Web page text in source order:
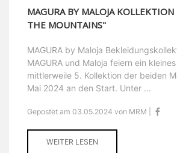
MAGURA BY MALOJA
THE MOUNTAINS"
MAGURA by Maloja
MAGURA und Maloja feiern ein
mittlerweile 5. Kollektion der beiden
Mai 2024 an den Start. Unter ...
Gepostet am 03.05.2024 von MRM |
WEITER LESEN